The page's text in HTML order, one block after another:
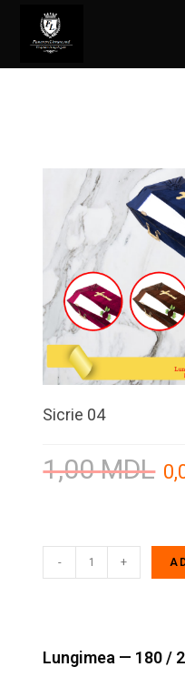
Sicrie 04
1,00MDL
- +
Lungimea — 180 /